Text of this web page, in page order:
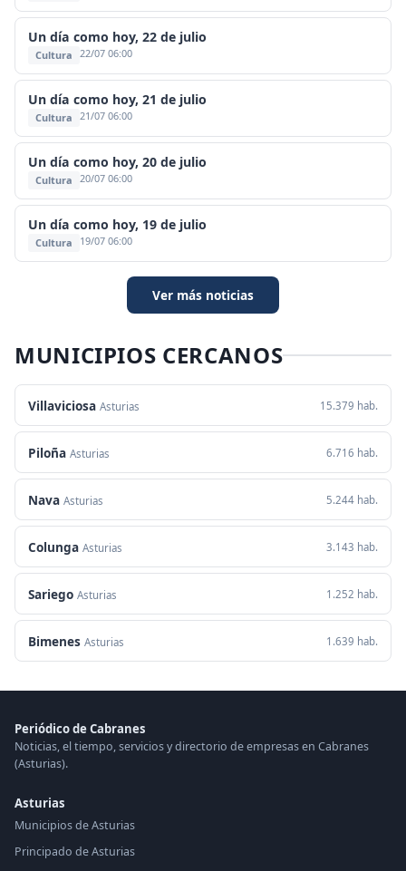
Un día como hoy, 22 de julio
Cultura 22/07 06:00
Un día como hoy, 21 de julio
Cultura 21/07 06:00
Un día como hoy, 20 de julio
Cultura 20/07 06:00
Un día como hoy, 19 de julio
Cultura 19/07 06:00
Ver más noticias
MUNICIPIOS CERCANOS
Villaviciosa Asturias 15.379 hab.
Piloña Asturias 6.716 hab.
Nava Asturias 5.244 hab.
Colunga Asturias 3.143 hab.
Sariego Asturias 1.252 hab.
Bimenes Asturias 1.639 hab.
Periódico de Cabranes
Noticias, el tiempo, servicios y directorio de empresas en Cabranes
(Asturias).
Asturias
Municipios de Asturias
Principado de Asturias